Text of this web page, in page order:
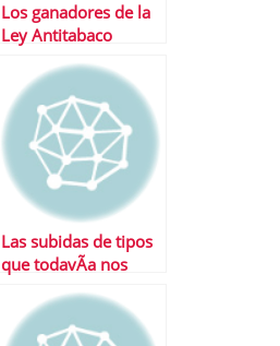
Los ganadores de la
Ley Antitabaco
Las subidas de tipos
que todavÃ­a nos